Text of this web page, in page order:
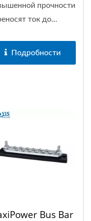
прочности
ток до...
Подробности
Bus Bar